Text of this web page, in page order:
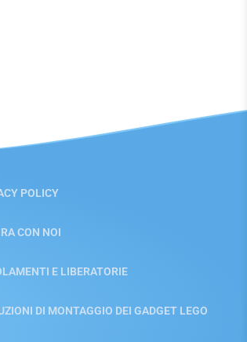
POLICY
CON NOI
E LIBERATORIE
DI MONTAGGIO DEI GADGET LEGO